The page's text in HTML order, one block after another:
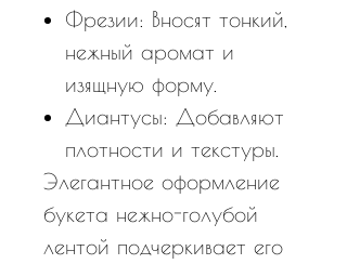
Фрезии: Вносят тонкий,
нежный аромат и
изящную форму.
Диантусы: Добавляют
плотности и текстуры.
Элегантное оформление
букета нежно-голубой
лентой подчеркивает его